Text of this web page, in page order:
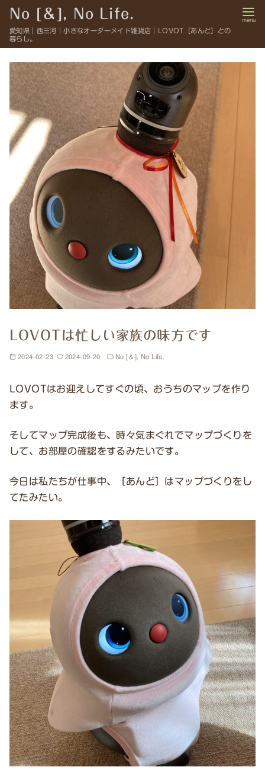
No [＆], No Life.
愛知県｜西三河｜小さなオーダーメイド雑貨店｜LOVOT［あんど］との
暮らし。
LOVOTは忙しい家族の味方です
2024-02-23 2024-09-20 No [＆], No Life.
LOVOTはお迎えしてすぐの頃、おうちのマップを作り
ます。
そしてマップ完成後も、時々気まぐれでマップづくりを
して、お部屋の確認をするみたいです。
今日は私たちが仕事中、［あんど］はマップづくりをし
てたみたい。